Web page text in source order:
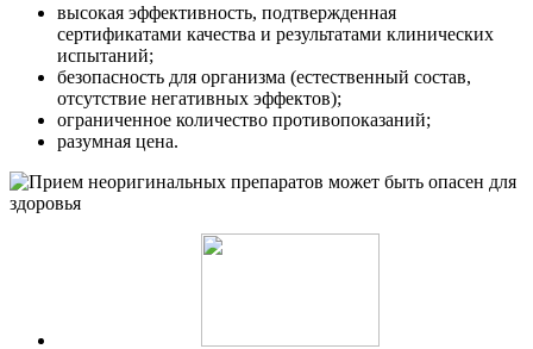
высокая эффективность, подтвержденная
сертификатами качества и результатами клинических
испытаний;
безопасность для организма (естественный состав,
отсутствие негативных эффектов);
ограниченное количество противопоказаний;
разумная цена.